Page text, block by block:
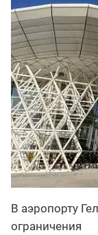
В аэропорту
ограничения